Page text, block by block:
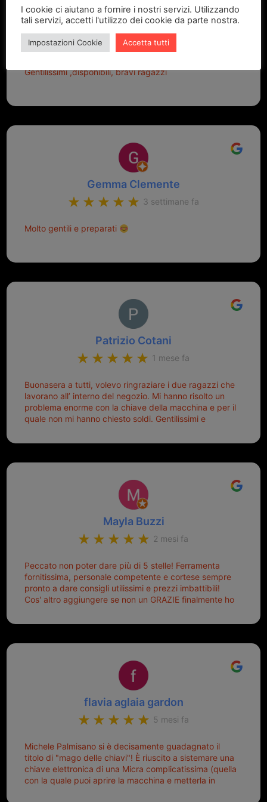
Paola Brenci
2 settimane fa
Gentilissimi ,disponibili, bravi ragazzi
Gemma Clemente
3 settimane fa
Molto gentili e preparati
Patrizio Cotani
1 mese fa
Buonasera a tutti, volevo ringraziare i due ragazzi che
lavorano all’ interno del negozio. Mi hanno risolto un
problema enorme con la chiave della macchina e per il
quale non mi hanno chiesto soldi. Gentilissimi e
Sicuramente tornerò qui per qualsiasi altro problema.
Mayla Buzzi
2 mesi fa
Peccato non poter dare più di 5 stelle! Ferramenta
fornitissima, personale competente e cortese sempre
pronto a dare consigli utilissimi e prezzi imbattibili!
Cos' altro aggiungere se non un GRAZIE finalmente ho
mio riferimento. Ah dimenticavo...da loro sono riuscita
Top top top!!!
flavia aglaia gardon
5 mesi fa
Michele Palmisano si è decisamente guadagnato il
titolo di "mago delle chiavi"! È riuscito a sistemare una
chiave elettronica di una Micra complicatissima (quella
con la quale puoi aprire la macchina e metterla in
I cookie ci aiutano a fornire i nostri servizi. Utilizzando
tali servizi, accetti l'utilizzo dei cookie da parte nostra.
Impostazioni Cookie Accetta tutti